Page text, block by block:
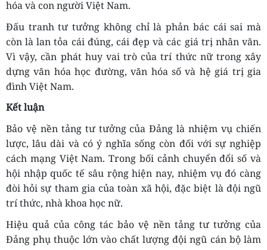
hóa và con người Việt Nam.
Đấu tranh tư tưởng không chỉ là phản bác cái sai mà
còn là lan tỏa cái đúng, cái đẹp và các giá trị nhân văn.
Vì vậy, cần phát huy vai trò của trí thức nữ trong xây
dựng văn hóa học đường, văn hóa số và hệ giá trị gia
đình Việt Nam.
Kết luận
Bảo vệ nền tảng tư tưởng của Đảng là nhiệm vụ chiến
lược, lâu dài và có ý nghĩa sống còn đối với sự nghiệp
cách mạng Việt Nam. Trong bối cảnh chuyển đổi số và
hội nhập quốc tế sâu rộng hiện nay, nhiệm vụ đó càng
đòi hỏi sự tham gia của toàn xã hội, đặc biệt là đội ngũ
trí thức, nhà khoa học nữ.
Hiệu quả của công tác bảo vệ nền tảng tư tưởng của
Đảng phụ thuộc lớn vào chất lượng đội ngũ cán bộ làm